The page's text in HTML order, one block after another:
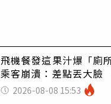
飛機餐發這果汁爆「廁
乘客崩潰：差點丟大臉
別亂喝
2026-08-08 15:53